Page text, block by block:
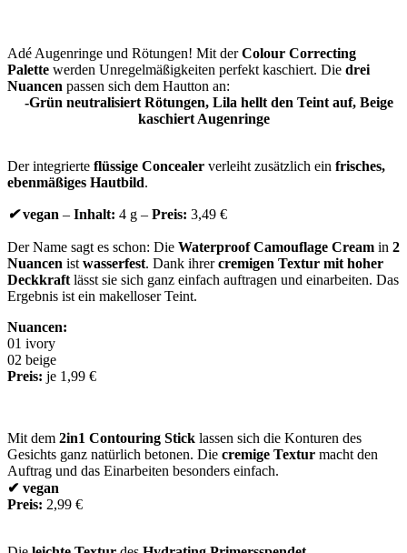
Adé Augenringe und Rötungen! Mit derColour Correcting
Palette werden Unregelmäßigkeiten perfekt kaschiert. Die drei
Nuancen passen sich dem Hautton an:
-Grün neutralisiert Rötungen, Lila hellt den Teint auf, Beige
kaschiert Augenringe
Der integrierte flüssige Concealer verleiht zusätzlich ein frisches,
ebenmäßiges Hautbild.
✔​ vegan – Inhalt: 4 g – Preis: 3,49 €
Der Name sagt es schon: Die Waterproof Camouflage Cream in 2
Nuancen ist wasserfest. Dank ihrercremigen Textur mit hoher
Deckkraft lässt sie sich ganz einfach auftragen und einarbeiten. Das
Ergebnis ist ein makelloser Teint.
Nuancen:
01 ivory
02 beige
Preis: je 1,99 €
Mit dem 2in1 Contouring Stick lassen sich die Konturen des
Gesichts ganz natürlich betonen. Die cremige Textur macht den
Auftrag und das Einarbeiten besonders einfach.
✔​ vegan​
Preis: 2,99 €